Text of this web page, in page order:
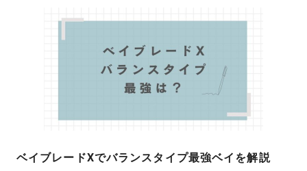
ベイブレードXでバランスタイプ最強ベイを解説